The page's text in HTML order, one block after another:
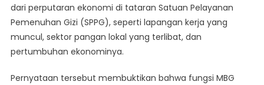
dari perputaran ekonomi di tataran Satuan Pelayanan
Pemenuhan Gizi (SPPG), seperti lapangan kerja yang
muncul, sektor pangan lokal yang terlibat, dan
pertumbuhan ekonominya.
Pernyataan tersebut membuktikan bahwa fungsi MBG